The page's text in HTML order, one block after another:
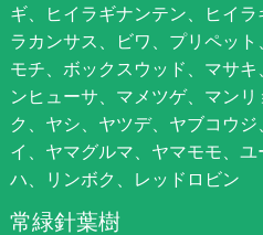
ギ、ヒイラギナンテン、ヒイ
ラカンサス、ビワ、プリペッ
モチ、ボックスウッド、マサ
ンヒューサ、マメツゲ、マン
ク、ヤシ、ヤツデ、ヤブコウ
イ、ヤマグルマ、ヤマモモ、
ハ、リンボク、レッドロビン
常緑針葉樹